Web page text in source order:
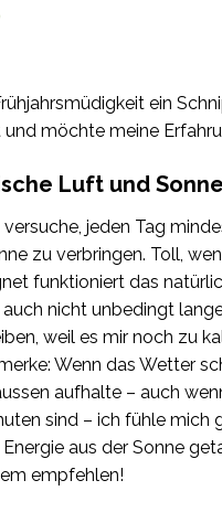
ein
möchte meine
Luft und
versuche, jeden Tag
zu verbringen. Toll,
funktioniert das
auch nicht unbedingt
weil es mir noch zu
Wenn das Wetter
aufhalte – auch
sind – ich fühle mich
aus der Sonne
empfehlen!